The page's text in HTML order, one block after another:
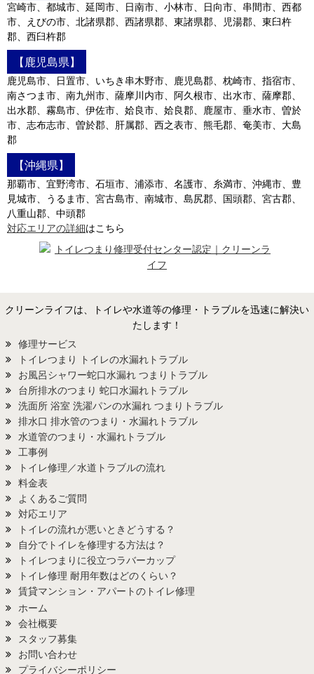
宮崎市、都城市、延岡市、日南市、小林市、日向市、串間市、西都
市、えびの市、北諸県郡、西諸県郡、東諸県郡、児湯郡、東臼杵
郡、西臼杵郡
【鹿児島県】
鹿児島市、日置市、いちき串木野市、鹿児島郡、枕崎市、指宿市、
南さつま市、南九州市、薩摩川内市、阿久根市、出水市、薩摩郡、
出水郡、霧島市、伊佐市、姶良市、姶良郡、鹿屋市、垂水市、曽於
市、志布志市、曽於郡、肝属郡、西之表市、熊毛郡、奄美市、大島
郡
【沖縄県】
那覇市、宜野湾市、石垣市、浦添市、名護市、糸満市、沖縄市、豊
見城市、うるま市、宮古島市、南城市、島尻郡、国頭郡、宮古郡、
八重山郡、中頭郡
対応エリアの詳細はこちら
クリーンライフは、トイレや水道等の修理・トラブルを迅速に解決い
たします！
修理サービス
トイレつまり トイレの水漏れトラブル
お風呂シャワー蛇口水漏れ つまりトラブル
台所排水のつまり 蛇口水漏れトラブル
洗面所 浴室 洗濯パンの水漏れ つまりトラブル
排水口 排水管のつまり・水漏れトラブル
水道管のつまり・水漏れトラブル
工事例
トイレ修理／水道トラブルの流れ
料金表
よくあるご質問
対応エリア
トイレの流れが悪いときどうする？
自分でトイレを修理する方法は？
トイレつまりに役立つラバーカップ
トイレ修理 耐用年数はどのくらい？
賃貸マンション・アパートのトイレ修理
ホーム
会社概要
スタッフ募集
お問い合わせ
プライバシーポリシー